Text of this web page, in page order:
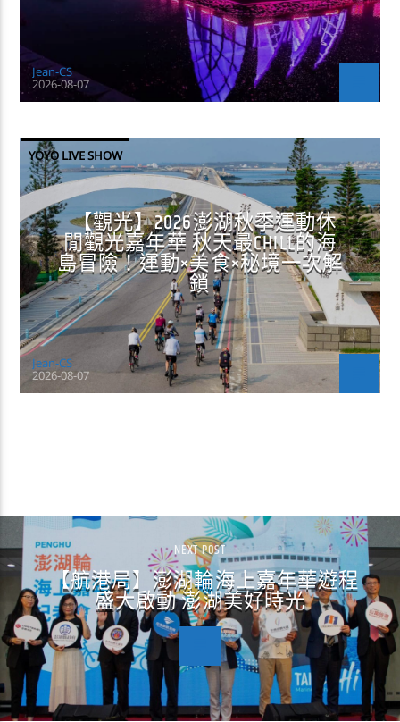
Jean-CS
2026-08-07
YOYO LIVE SHOW
【觀光】2026澎湖秋季運動休
閒觀光嘉年華 秋天最CHILL的海
島冒險！運動×美食×秘境一次解
鎖
Jean-CS
2026-08-07
NEXT POST
【航港局】澎湖輪海上嘉年華遊程
盛大啟動 澎湖美好時光